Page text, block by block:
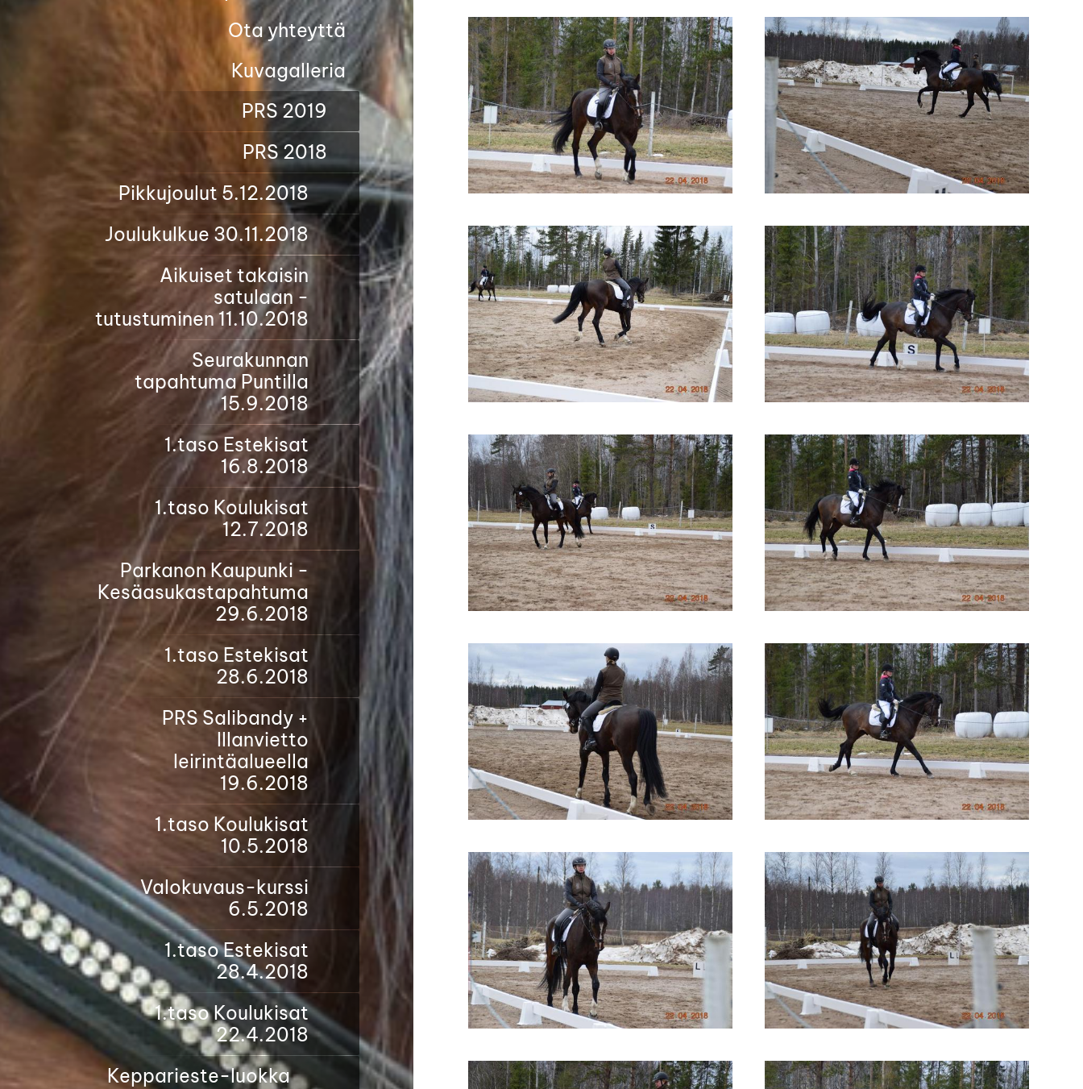
Ota yhteyttä
Kuvagalleria
PRS 2019
PRS 2018
Pikkujoulut 5.12.2018
Joulukulkue 30.11.2018
Aikuiset takaisin
satulaan -
tutustuminen 11.10.2018
Seurakunnan
tapahtuma Puntilla
15.9.2018
1.taso Estekisat
16.8.2018
1.taso Koulukisat
12.7.2018
Parkanon Kaupunki -
Kesäasukastapahtuma
29.6.2018
1.taso Estekisat
28.6.2018
PRS Salibandy +
Illanvietto
leirintäalueella
19.6.2018
1.taso Koulukisat
10.5.2018
Valokuvaus-kurssi
6.5.2018
1.taso Estekisat
28.4.2018
1.taso Koulukisat
22.4.2018
Kepparieste-luokka